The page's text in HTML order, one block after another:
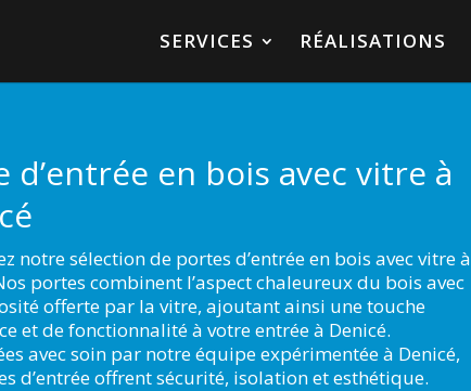
SERVICES RÉALISATIONS
d’entrée en bois avec vitre à
notre sélection de portes d’entrée en bois avec vitre à
portes combinent l’aspect chaleureux du bois avec
offerte par la vitre, ajoutant ainsi une touche
et de fonctionnalité à votre entrée à Denicé.
avec soin par notre équipe expérimentée à Denicé,
d’entrée offrent sécurité, isolation et esthétique.